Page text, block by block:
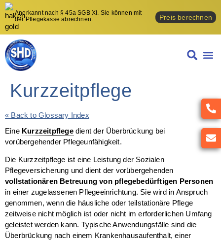
Anerkannt nach § 45a SGB XI. Sie können mit
der Pflegekasse abrechnen.
Preis berechnen
Kurzzeitpflege
« Back to Glossary Index
Eine Kurzzeitpflegedient der Überbrückung bei
vorübergehender Pflegeunfähigkeit.
Die Kurzzeitpflege ist eine Leistung der Sozialen
Pflegeversicherung und dient der vorübergehenden
vollstationären Betreuung von pflegebedürftigen Personen
in einer zugelassenen Pflegeeinrichtung. Sie wird in Anspruch
genommen, wenn die häusliche oder teilstationäre Pflege
zeitweise nicht möglich ist oder nicht im erforderlichen Umfang
geleistet werden kann. Typische Anwendungsfälle sind die
Überbrückung nach einem Krankenhausaufenthalt, einer